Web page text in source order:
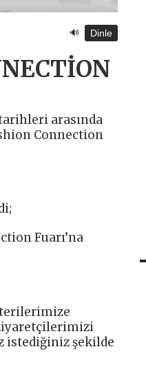
🔊 Dinle
arasında
Connection
Fuarı’na
ziyaretçilerimizi
istediğiniz şekilde